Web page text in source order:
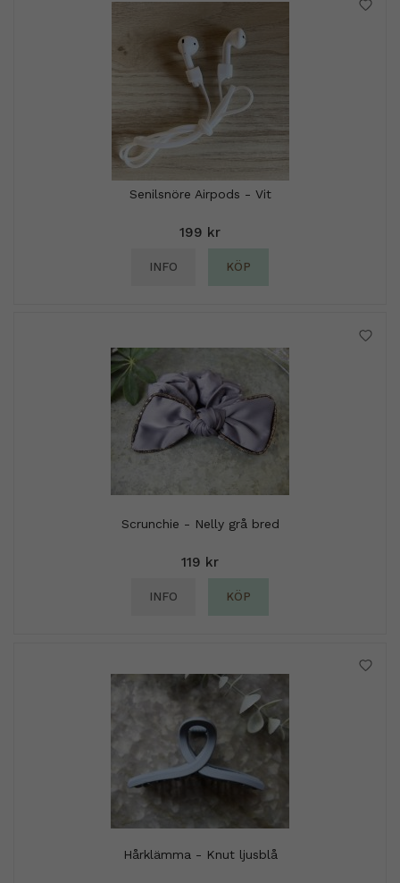
Senilsnöre Airpods - Vit
199 kr
INFO KÖP
Scrunchie - Nelly grå bred
119 kr
INFO KÖP
Hårklämma - Knut ljusblå